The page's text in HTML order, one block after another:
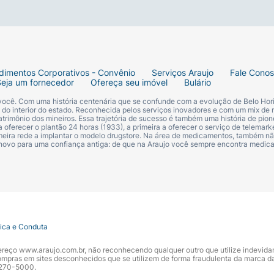
Corporativos - Convênio Serviços Araujo
Fale
um fornecedor
Ofereça seu imóvel Bulário
Com uma história centenária que se confunde com a evolução de Belo
interior do estado. Reconhecida pelos serviços inovadores e com um mix de
dos mineiros. Essa trajetória de sucesso é também uma história de
o plantão 24 horas (1933), a primeira a oferecer o serviço de
rede a implantar o modelo drugstore. Na área de medicamentos, também
para uma confiança antiga: de que na Araujo você sempre encontra
e Conduta
www.araujo.com.br, não reconhecendo qualquer outro que utilize
em sites desconhecidos que se utilizem de forma fraudulenta da marca
5000.